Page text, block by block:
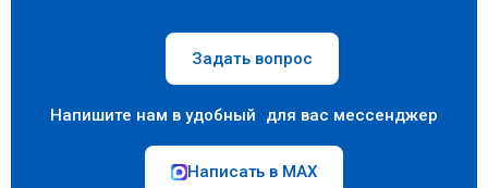
Задать вопрос
Напишите нам в удобный для вас мессенджер
Написать в MAX